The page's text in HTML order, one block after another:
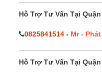
Hỗ Trợ Tư Vấn Tại
0825841514 - Mr - Phát
Hỗ Trợ Tư Vấn Tại